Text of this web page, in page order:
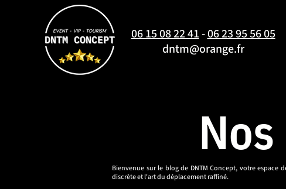
06 15 08 22 41-06 23 95 56 05
dntm@orange.fr
Bienvenue sur le blog de DNTM Concept, votre
discrète et l'art du déplacement raffiné.